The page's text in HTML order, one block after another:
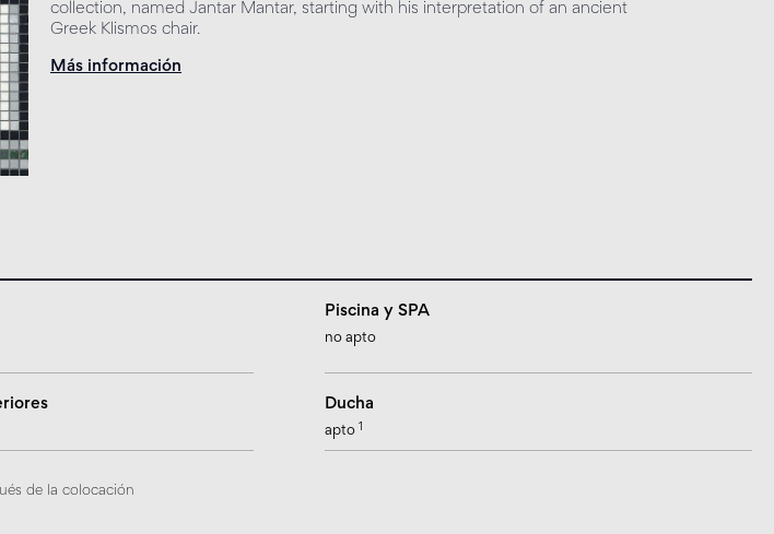
collection, named Jantar Mantar, starting with his interpretation of an ancient
Greek Klismos chair.
Más información
Piscina y SPA
no apto
Ducha
apto 1
de la colocación